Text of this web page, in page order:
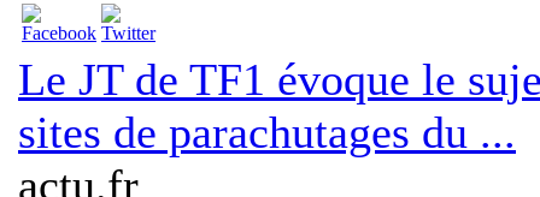
Le JT de TF1 évoque le
sites de parachutages du ...
actu.fr